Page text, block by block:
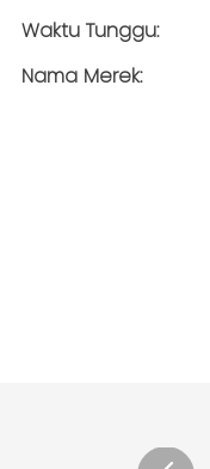
Waktu Tunggu:
Nama Merek: